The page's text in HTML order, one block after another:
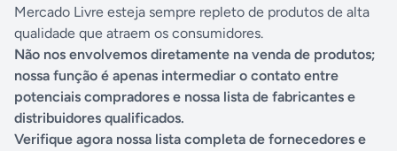
Mercado Livre esteja sempre repleto de produtos de alta
qualidade que atraem os consumidores.
Não nos envolvemos diretamente na venda de produtos;
nossa função é apenas intermediar o contato entre
potenciais compradores e nossa lista de fabricantes e
distribuidores qualificados.
Verifique agora nossa lista completa de fornecedores e